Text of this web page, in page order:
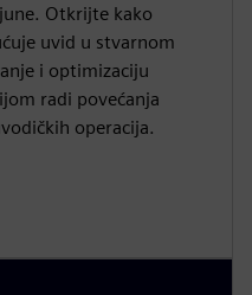
Otkrijte kako
uvid u stvarnom
i optimizaciju
radi povećanja
operacija.